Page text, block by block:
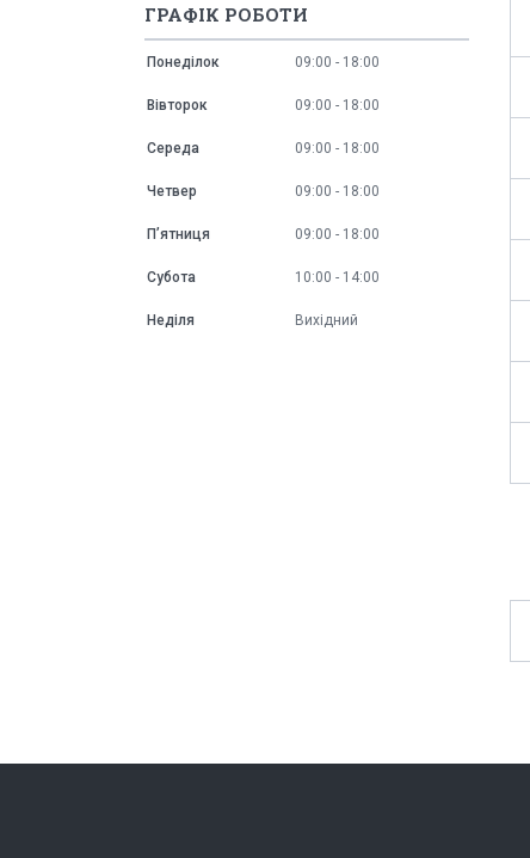
ГРАФІК РОБОТИ
Понеділок 09:00 18:00
Вівторок 09:00 18:00
Середа 09:00 18:00
Четвер 09:00 18:00
Пʼятниця 09:00 18:00
Субота 10:00 14:00
Неділя Вихідний